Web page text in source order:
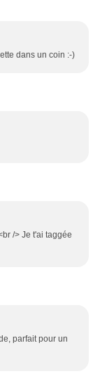
dans un coin :-)
/> Je t'ai taggée
parfait pour un